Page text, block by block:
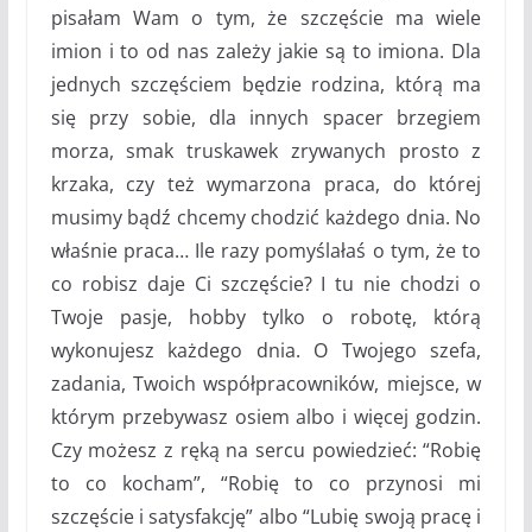
pisałam Wam o tym, że szczęście ma wiele
imion i to od nas zależy jakie są to imiona. Dla
jednych szczęściem będzie rodzina, którą ma
się przy sobie, dla innych spacer brzegiem
morza, smak truskawek zrywanych prosto z
krzaka, czy też wymarzona praca, do której
musimy bądź chcemy chodzić każdego dnia. No
właśnie praca… Ile razy pomyślałaś o tym, że to
co robisz daje Ci szczęście? I tu nie chodzi o
Twoje pasje, hobby tylko o robotę, którą
wykonujesz każdego dnia. O Twojego szefa,
zadania, Twoich współpracowników, miejsce, w
którym przebywasz osiem albo i więcej godzin.
Czy możesz z ręką na sercu powiedzieć: “Robię
to co kocham”, “Robię to co przynosi mi
szczęście i satysfakcję” albo “Lubię swoją pracę i